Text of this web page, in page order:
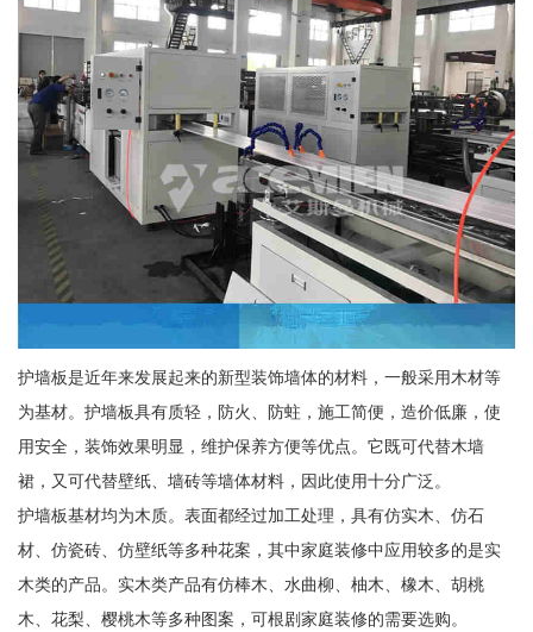
护墙板是近年来发展起来的新型装饰墙体的材料，一般采用木材等
为基材。护墙板具有质轻，防火、防蛀，施工简便，造价低廉，使
用安全，装饰效果明显，维护保养方便等优点。它既可代替木墙
裙，又可代替壁纸、墙砖等墙体材料，因此使用十分广泛。
护墙板基材均为木质。表面都经过加工处理，具有仿实木、仿石
材、仿瓷砖、仿壁纸等多种花案，其中家庭装修中应用较多的是实
木类的产品。实木类产品有仿棒木、水曲柳、柚木、橡木、胡桃
木、花梨、樱桃木等多种图案，可根剧家庭装修的需要选购。